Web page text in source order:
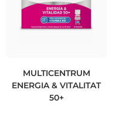
MULTICENTRUM
ENERGIA & VITALITAT
50+